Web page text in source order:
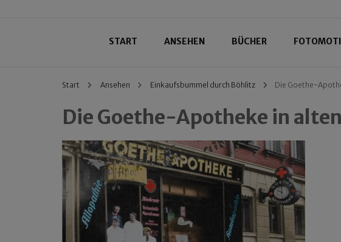
Geheimtipp
START ANSEHEN BÜCHER
Start Ansehen Einkaufsbummel durch Böhlitz Die Goethe-
Die Goethe-Apotheke in